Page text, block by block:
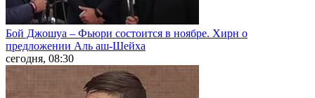
Бой Джошуа – Фьюри состоится в ноябре. Хирн о
предложении Аль аш-Шейха
сегодня, 08:30